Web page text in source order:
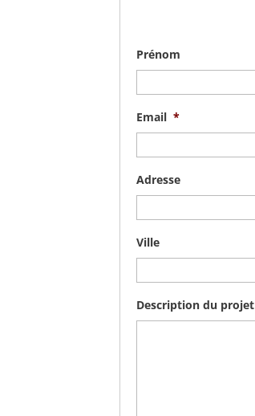
Prénom
Email *
Adresse
Ville
Description du projet